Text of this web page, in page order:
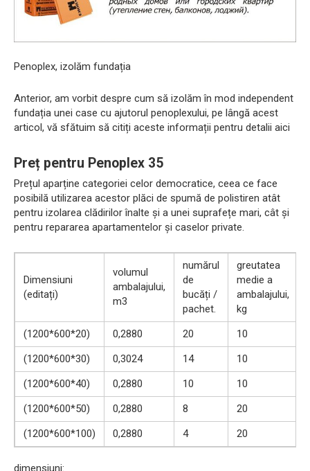
Penoplex, izolăm fundația
Anterior, am vorbit despre cum să izolăm în mod independent
fundația unei case cu ajutorul penoplexului, pe lângă acest
articol, vă sfătuim să citiți aceste informații pentru detalii aici
Preț pentru Penoplex 35
Prețul aparține categoriei celor democratice, ceea ce face
posibilă utilizarea acestor plăci de spumă de polistiren atât
pentru izolarea clădirilor înalte și a unei suprafețe mari, cât și
pentru repararea apartamentelor și caselor private.
Dimensiuni
(editați)
volumul
ambalajului,
m3
numărul
de
bucăți /
pachet.
greutatea
medie a
ambalajului,
kg
(1200*600*20) 0,2880 20 10
(1200*600*30)
0,3024 14 10
(1200*600*40)
0,2880 10 10
(1200*600*50)
0,2880 8 20
(1200*600*100)
0,2880 4 20
dimensiuni: